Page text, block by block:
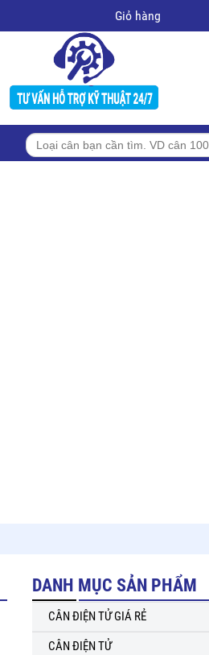
Giỏ hàng
DANH MỤC SẢN PHẨM
CÂN ĐIỆN TỬ GIÁ RẺ
CÂN ĐIỆN TỬ